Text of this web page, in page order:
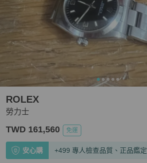
勞力士
ROLEX
TWD 161,560 免運
安心購 +499 專人檢查品質、正品鑑定